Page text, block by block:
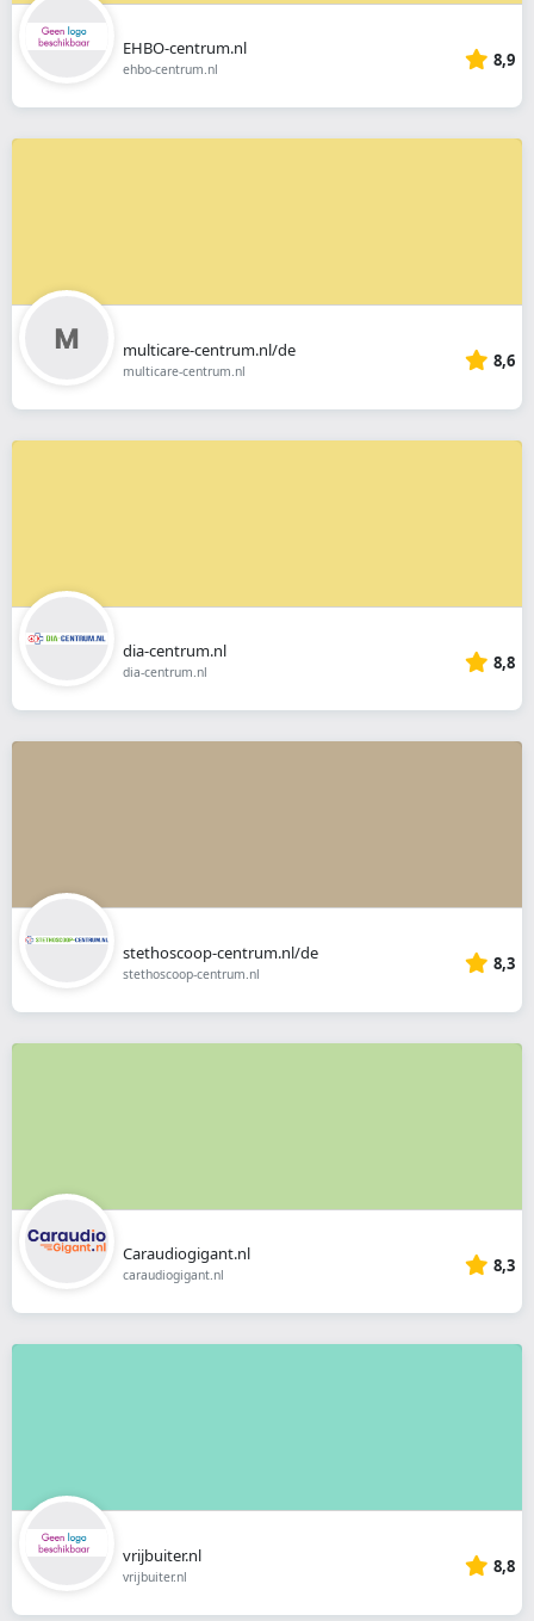
EHBO-centrum.nl
ehbo-centrum.nl 8,9
multicare-centrum.nl/de
multicare-centrum.nl 8,6
dia-centrum.nl
dia-centrum.nl 8,8
stethoscoop-centrum.nl/de
stethoscoop-centrum.nl 8,3
Caraudiogigant.nl
caraudiogigant.nl 8,3
vrijbuiter.nl
vrijbuiter.nl 8,8